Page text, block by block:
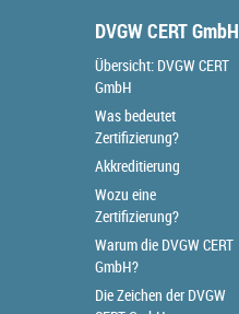
DVGW CERT GmbH
Übersicht: DVGW CERT
GmbH
Was bedeutet
Zertifizierung?
Akkreditierung
Wozu eine
Zertifizierung?
Warum die DVGW CERT
GmbH?
Die Zeichen der DVGW